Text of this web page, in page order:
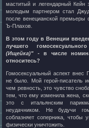
маститый и легендарный Кейн
молодым партнером стал
после венецианской премьеры
Ъ-Плахов.
В этом году в Венеции
лучшего
(Ищейка)"- в числе
относитесь?
Гомосексуальный аспект внес
не было. Мой герой-писатель
чем ревность, это чувство
тем, что ему изменила жена,
это с итальянским
неудачником. Не будучи
соблазняет соперника, чтобы
физически уничтожить.